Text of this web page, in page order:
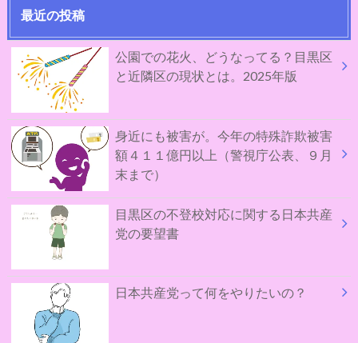
最近の投稿
公園での花火、どうなってる？目黒区
と近隣区の現状とは。2025年版
身近にも被害が。今年の特殊詐欺被害
額４１１億円以上（警視庁公表、９月
末まで）
目黒区の不登校対応に関する日本共産
党の要望書
日本共産党って何をやりたいの？